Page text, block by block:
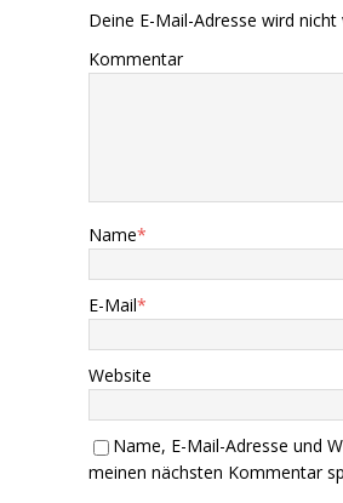
Deine E-Mail-Adresse wird
Kommentar
Name*
E-Mail*
Website
Name, E-Mail-Adresse und
meinen nächsten Kommentar